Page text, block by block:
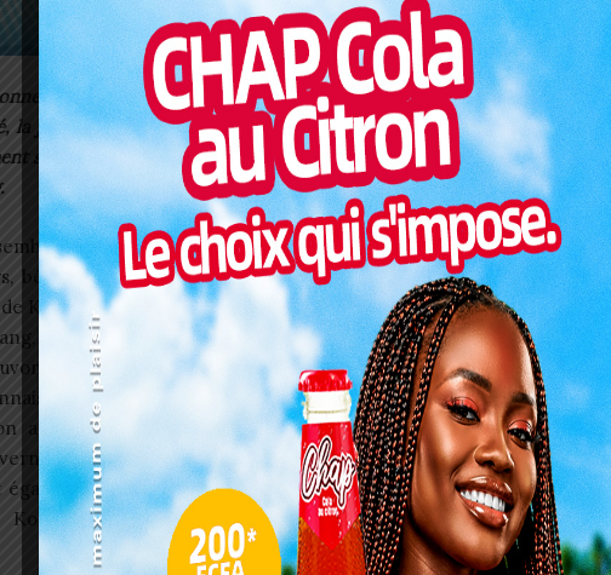
bénévoles de sang de Kara (ASDOBESKA) a commémoré le 22
la journée mondiale du donneur de sang célébrée chaque 14 juin dans
s’est déroulé au palais des congres de Kara combinant présentations
femmes, hommes
bénévoles de sang au
Kara autour du thème
donnez de l’espoir :
des vies ». Cette
aux donneurs
a été ouverte par le
M. Gountibote
également en présence
des autorités administratives, médicales, militaires et